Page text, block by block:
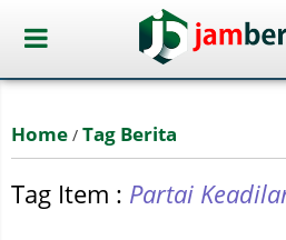
Home / Tag Berita
Tag Item : Partai